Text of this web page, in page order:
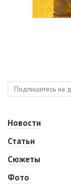
Новости
Статьи
Сюжеты
Фото